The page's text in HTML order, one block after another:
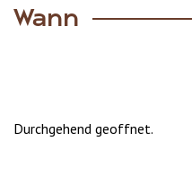
Wann
Durchgehend geoffnet.